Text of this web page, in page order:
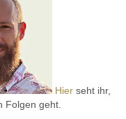
Hier seht ihr,
Folgen geht.